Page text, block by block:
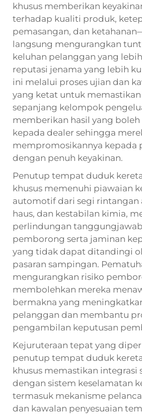
khusus memberikan
terhadap kualiti produk,
pemasangan, dan
langsung mengurangkan
keluhan pelanggan yang
reputasi jenama yang lebih
ini melalui proses ujian dan
yang ketat untuk
sepanjang kelompok
memberikan hasil yang
kepada dealer sehingga
mempromosikannya kepada
dengan penuh keyakinan.
Penutup tempat duduk
khusus memenuhi piawaian
automotif dari segi rintangan
haus, dan kestabilan kimia,
perlindungan
pemborong serta jaminan
yang tidak dapat ditandingi
pasaran sampingan.
mengurangkan risiko
membolehkan mereka
bermakna yang
pelanggan dan membantu
pengambilan keputusan
Kejuruteraan tepat yang
penutup tempat duduk
khusus memastikan integrasi
dengan sistem keselamatan
termasuk mekanisme
dan kawalan penyesuaian